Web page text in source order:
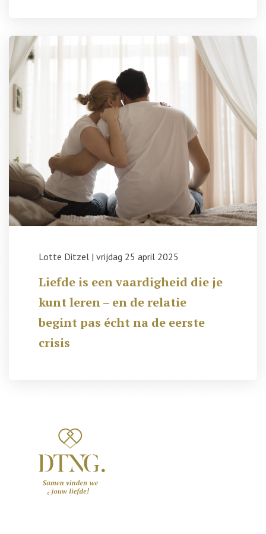
Lotte Ditzel | vrijdag 25 april 2025
Liefde is een vaardigheid die je
kunt leren – en de relatie
begint pas écht na de eerste
crisis